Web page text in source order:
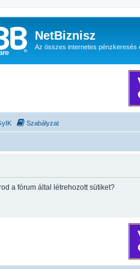
NetBiznisz
Az összes internetes pénzkeresés
Szabályzat
a fórum által létrehozott sütiket?